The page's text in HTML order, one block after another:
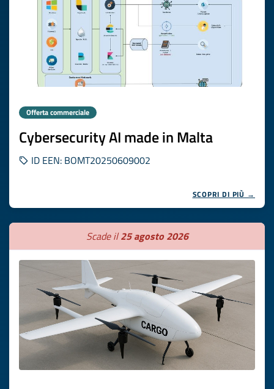
Offerta commerciale
Cybersecurity AI made in Malta
ID EEN: BOMT20250609002
SCOPRI DI PIÙ →
Scade il25 agosto 2026